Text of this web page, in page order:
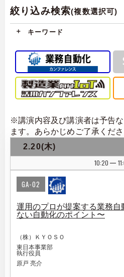
絞り込み検索(複数選択可)
キーワード
※講演内容及び講演者は予告
ます。あらかじめご了承くださ
2.20(木)
10:20
|
GA-02
運用のプロが提案する業務
ない自動化のポイント〜
（株）ＫＹＯＳＯ
東日本事業部
執行役員
原戸 亮介